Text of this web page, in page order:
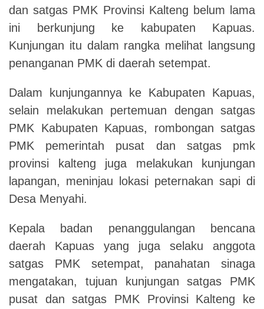
dan satgas PMK Provinsi Kalteng belum lama
ini berkunjung ke kabupaten Kapuas.
Kunjungan itu dalam rangka melihat langsung
penanganan PMK di daerah setempat.
Dalam kunjungannya ke Kabupaten Kapuas,
selain melakukan pertemuan dengan satgas
PMK Kabupaten Kapuas, rombongan satgas
PMK pemerintah pusat dan satgas pmk
provinsi kalteng juga melakukan kunjungan
lapangan, meninjau lokasi peternakan sapi di
Desa Menyahi.
Kepala badan penanggulangan bencana
daerah Kapuas yang juga selaku anggota
satgas PMK setempat, panahatan sinaga
mengatakan, tujuan kunjungan satgas PMK
pusat dan satgas PMK Provinsi Kalteng ke